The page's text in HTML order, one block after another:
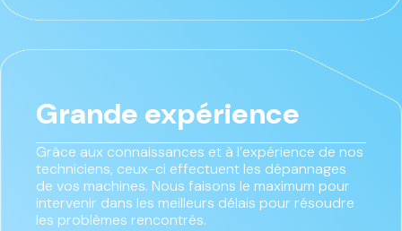
Grande expérience
Grâce aux connaissances et à l’expérience de nos
techniciens, ceux-ci effectuent les dépannages
de vos machines. Nous faisons le maximum pour
intervenir dans les meilleurs délais pour résoudre
les problèmes rencontrés.